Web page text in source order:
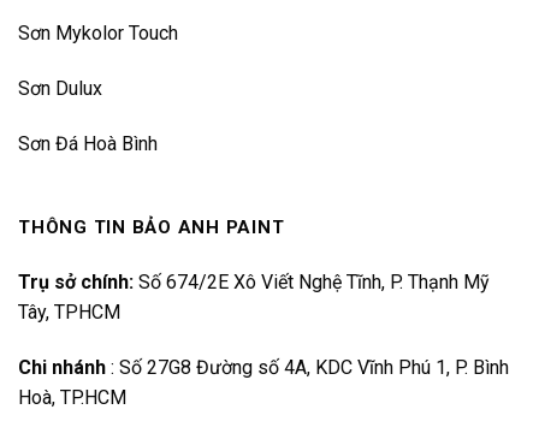
Sơn Mykolor Touch
Sơn Dulux
Sơn Đá Hoà Bình
THÔNG TIN BẢO ANH PAINT
Trụ sở chính: Số 674/2E Xô Viết Nghệ Tĩnh, P. Thạnh Mỹ
Tây, TPHCM
Chi nhánh : Số 27G8 Đường số 4A, KDC Vĩnh Phú 1, P. Bình
Hoà, TP.HCM